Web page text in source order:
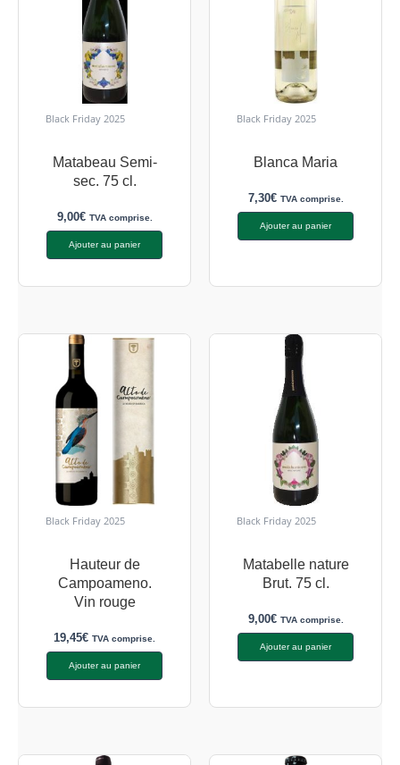
Black Friday 2025
Matabeau Semi-
sec. 75 cl.
9,00€ TVA comprise.
Ajouter au panier
Black Friday 2025
Blanca Maria
7,30€ TVA comprise.
Ajouter au panier
Black Friday 2025
Hauteur de
Campoameno.
Vin rouge
19,45€ TVA comprise.
Ajouter au panier
Black Friday 2025
Matabelle nature
Brut. 75 cl.
9,00€ TVA comprise.
Ajouter au panier